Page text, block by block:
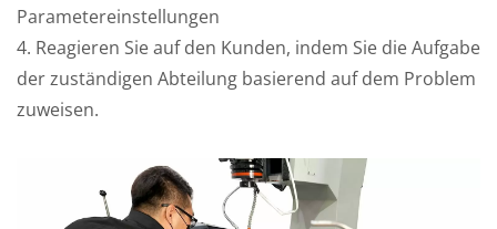
Parametereinstellungen
4. Reagieren Sie auf den Kunden, indem Sie die Aufgabe
der zuständigen Abteilung basierend auf dem Problem
zuweisen.